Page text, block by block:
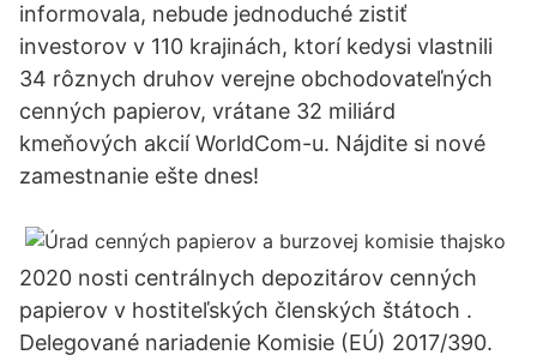
informovala, nebude jednoduché zistiť
investorov v 110 krajinách, ktorí kedysi vlastnili
34 rôznych druhov verejne obchodovateľných
cenných papierov, vrátane 32 miliárd
kmeňových akcií WorldCom-u. Nájdite si nové
zamestnanie ešte dnes!
2020 nosti centrálnych depozitárov cenných
papierov v hostiteľských členských štátoch .
Delegované nariadenie Komisie (EÚ) 2017/390.